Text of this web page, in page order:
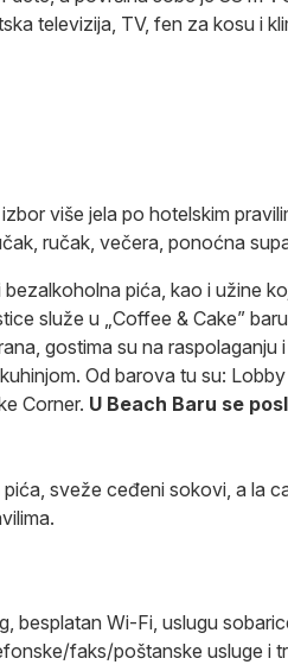
televizija, TV, fen za kosu i
više jela po hotelskim
ručak, večera, ponoćna
pića, kao i užine
služe u „Coffee & Cake”
gostima su na raspolaganju
Od barova tu su:
Corner. U Beach Baru se
sveže ceđeni sokovi, a la
besplatan Wi-Fi, uslugu
faks/poštanske usluge i